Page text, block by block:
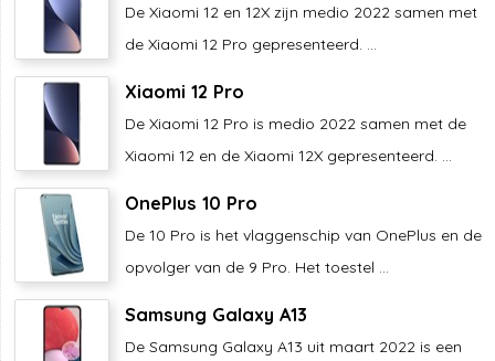
De Xiaomi 12 en 12X zijn medio 2022 samen met
de Xiaomi 12 Pro gepresenteerd. ...
Xiaomi 12 Pro
De Xiaomi 12 Pro is medio 2022 samen met de
Xiaomi 12 en de Xiaomi 12X gepresenteerd. ...
OnePlus 10 Pro
De 10 Pro is het vlaggenschip van OnePlus en de
opvolger van de 9 Pro. Het toestel ...
Samsung Galaxy A13
De Samsung Galaxy A13 uit maart 2022 is een